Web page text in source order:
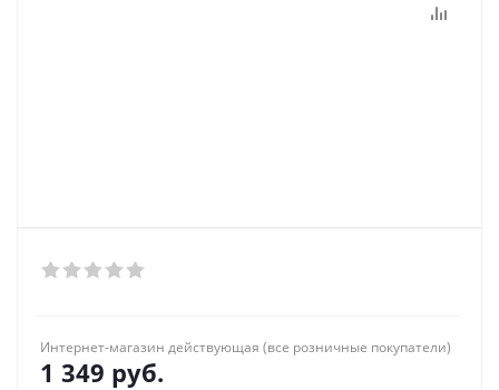
Интернет-магазин действующая (все розничные покупатели)
1 349 руб.